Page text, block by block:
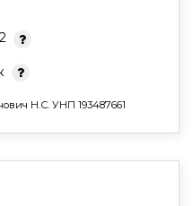
Н.С. УНП 193487661